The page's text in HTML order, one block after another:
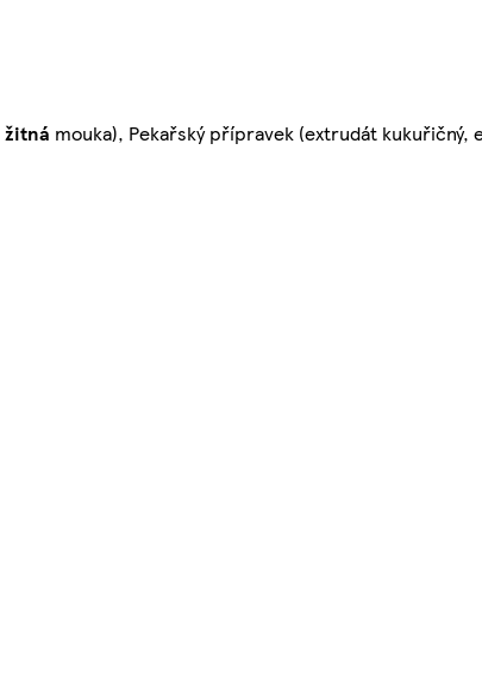
žitná mouka), Pekařský přípravek (extrudát kukuřičný,